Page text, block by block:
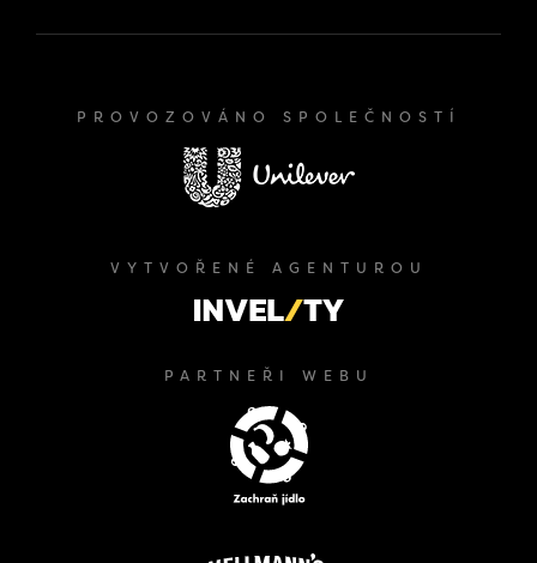
PROVOZOVÁNO SPOLEČNOSTÍ
VYTVOŘENÉ AGENTUROU
PARTNEŘI WEBU